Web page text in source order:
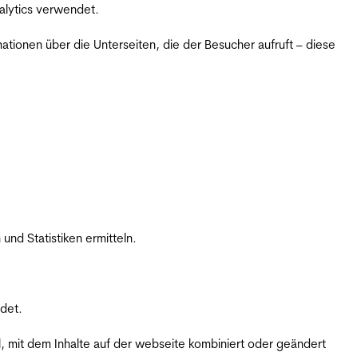
verwendet.
über die Unterseiten, die der Besucher aufruft – diese
Statistiken ermitteln.
mit dem Inhalte auf der webseite kombiniert oder geändert